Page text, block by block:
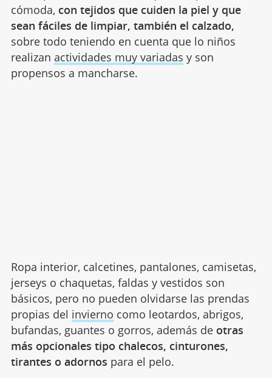
cómoda, con tejidos que cuiden la piel y que
sean fáciles de limpiar, también el calzado,
sobre todo teniendo en cuenta que lo niños
realizan actividades muy variadas y son
propensos a mancharse.
Ropa interior, calcetines, pantalones, camisetas,
jerseys o chaquetas, faldas y vestidos son
básicos, pero no pueden olvidarse las prendas
propias del invierno como leotardos, abrigos,
bufandas, guantes o gorros, además de otras
más opcionales tipo chalecos, cinturones,
tirantes o adornos para el pelo.